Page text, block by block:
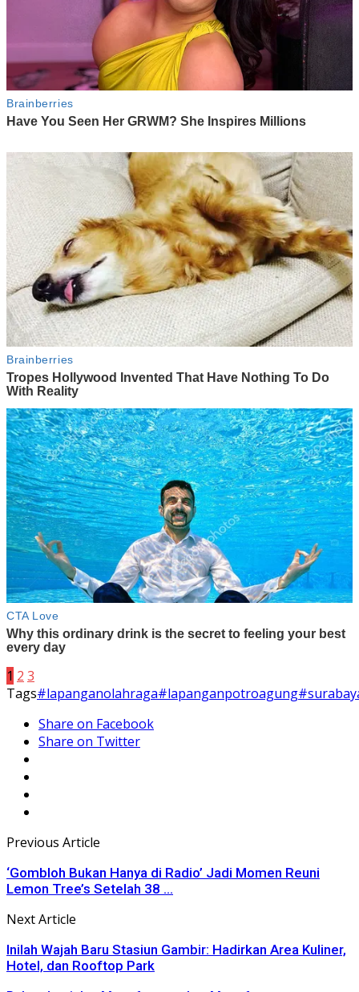
1 2 3
Tags#lapanganolahraga#lapanganpotroagung
Share on Facebook
Share on Twitter
Previous Article
‘Gombloh Bukan Hanya di Radio’ Jadi Momen Reuni
Lemon Tree’s Setelah 38 ...
Next Article
Inilah Wajah Baru Stasiun Gambir: Hadirkan Area Kuliner,
Hotel, dan Rooftop Park